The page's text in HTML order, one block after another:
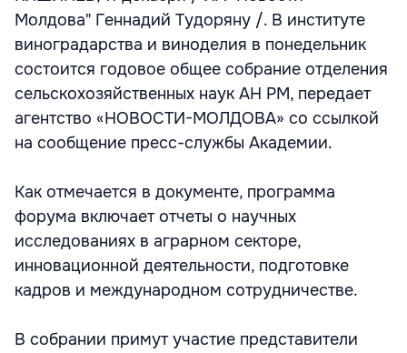
Молдова" Геннадий Тудоряну /. В институте
виноградарства и виноделия в понедельник
состоится годовое общее собрание отделения
сельскохозяйственных наук АН РМ, передает
агентство «НОВОСТИ-МОЛДОВА» со ссылкой
на сообщение пресс-службы Академии.
Как отмечается в документе, программа
форума включает отчеты о научных
исследованиях в аграрном секторе,
инновационной деятельности, подготовке
кадров и международном сотрудничестве.
В собрании примут участие представители